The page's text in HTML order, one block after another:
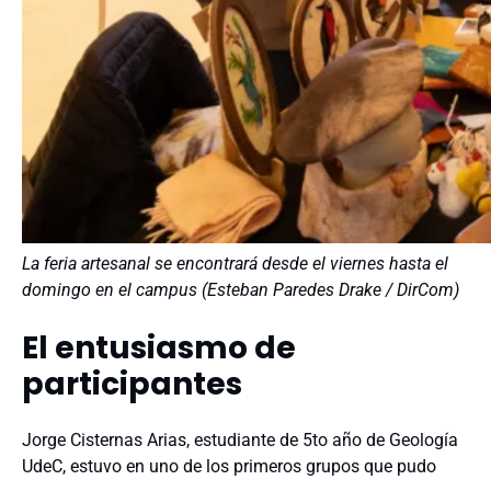
La feria artesanal se encontrará desde el viernes hasta el
domingo en el campus (Esteban Paredes Drake / DirCom)
El entusiasmo de
participantes
Jorge Cisternas Arias, estudiante de 5to año de Geología
UdeC, estuvo en uno de los primeros grupos que pudo